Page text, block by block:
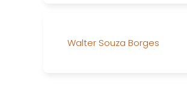
Walter Souza Borges